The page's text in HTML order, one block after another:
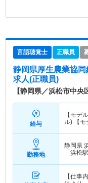
言語聴覚士 正職員
静岡県厚生農業協
求人(正職員)
【静岡県／浜松市中
給与
【モデ
ル) 【モ
勤務地
静岡県
「浜松
【仕事